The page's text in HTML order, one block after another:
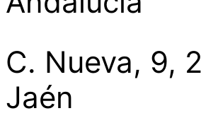
C. Nueva, 9,
Jaén